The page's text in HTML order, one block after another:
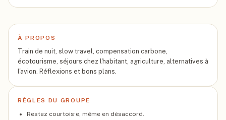
À PROPOS
Train de nuit, slow travel, compensation carbone,
écotourisme, séjours chez l'habitant, agriculture, alternatives à
l'avion. Réflexions et bons plans.
RÈGLES DU GROUPE
Restez courtois·e, même en désaccord.